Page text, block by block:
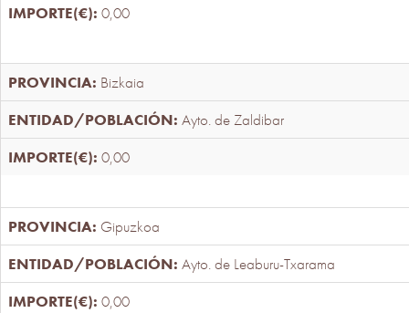
0,00
Bizkaia
Ayto. de Zaldibar
0,00
Gipuzkoa
Ayto. de Leaburu-Txarama
0,00